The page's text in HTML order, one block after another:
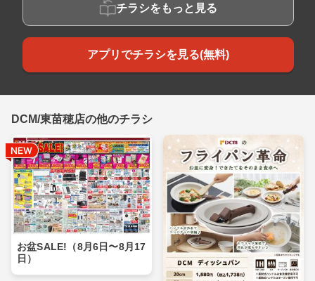
チラシをもっと見る
アプリでチラシを見る(無料)
DCM/東苗穂店の他のチラシ
お盆SALE!（8月6日〜8月17
日）